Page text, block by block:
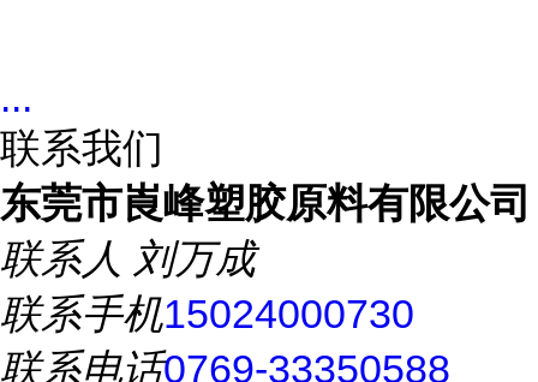
...
联系我们
东莞市崀峰塑胶原料有限公司
联系人 刘万成
联系手机15024000730
联系电话0769-33350588